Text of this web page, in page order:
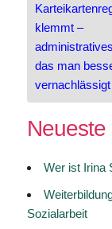
klemmt –
das man
vernachlässigt
Neueste
Wer ist Irina
Sozialarbeit